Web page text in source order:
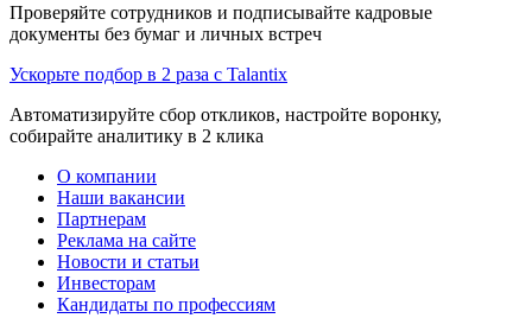
Проверяйте сотрудников и подписывайте кадровые
документы без бумаг и личных встреч
Ускорьте подбор в 2 раза с Talantix
Автоматизируйте сбор откликов, настройте воронку,
собирайте аналитику в 2 клика
О компании
Наши вакансии
Партнерам
Реклама на сайте
Новости и статьи
Инвесторам
Кандидаты по профессиям